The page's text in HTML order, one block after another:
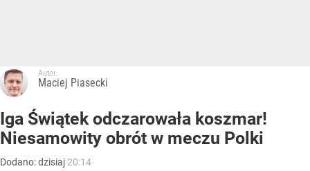
Autor:
Maciej Piasecki
Iga Świątek odczarowała koszmar!
Niesamowity obrót w meczu Polki
Dodano:dzisiaj 20:14